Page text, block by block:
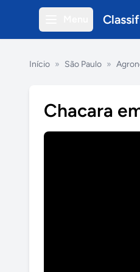
Início » São Paulo »
Chacara